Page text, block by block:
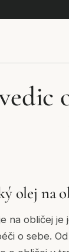
olej na
na obličej
o sebe.